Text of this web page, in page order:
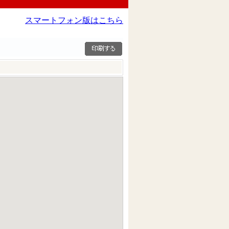
スマートフォン版はこちら